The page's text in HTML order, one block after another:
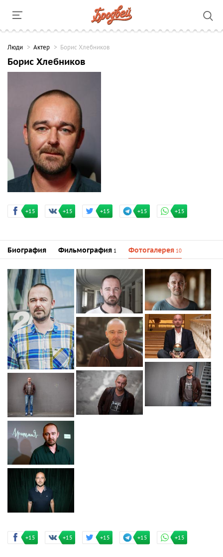
Люди Актер Борис Хлебников
Борис Хлебников
+15 +15 +15 +15 +15
Биография Фильмография 1 Фотогалерея 10
+15 +15 +15 +15 +15